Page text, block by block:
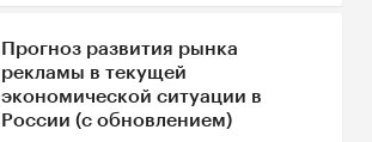
Прогноз развития рынка
рекламы в текущей
экономической ситуации в
России (с обновлением)